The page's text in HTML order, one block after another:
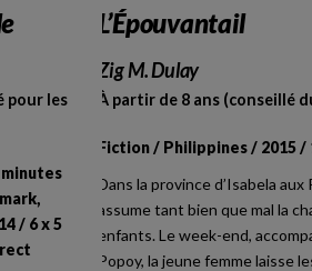
pour les
/ 6 x 5
L’Épouvantail
Zig M. Dulay
À partir de 8 ans (conseillé du
Fiction / Philippines / 2015 /
Dans la province d’Isabela aux
assume tant bien que mal la
enfants. Le week-end,
Popoy, la jeune femme laisse